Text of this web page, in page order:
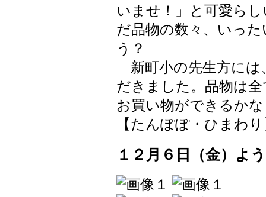
いませ！」と可愛ら
だ品物の数々、いっ
う？
新町小の先生方には
だきました。品物は
お買い物ができるか
【たんぽぽ・ひまわり
１２月６日（金）よ